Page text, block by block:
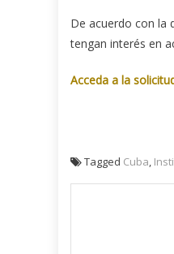
De acuerdo con la
tengan interés en
Acceda a la
Tagged Cuba,